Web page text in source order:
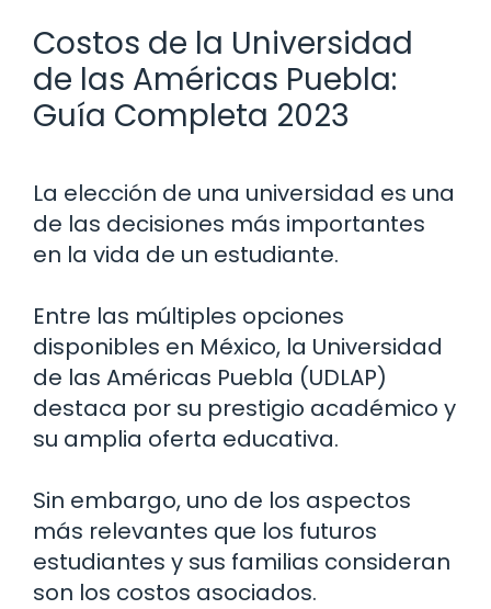
Costos de la Universidad
de las Américas Puebla:
Guía Completa 2023
La elección de una universidad es una
de las decisiones más importantes
en la vida de un estudiante.
Entre las múltiples opciones
disponibles en México, la Universidad
de las Américas Puebla (UDLAP)
destaca por su prestigio académico y
su amplia oferta educativa.
Sin embargo, uno de los aspectos
más relevantes que los futuros
estudiantes y sus familias consideran
son los costos asociados.